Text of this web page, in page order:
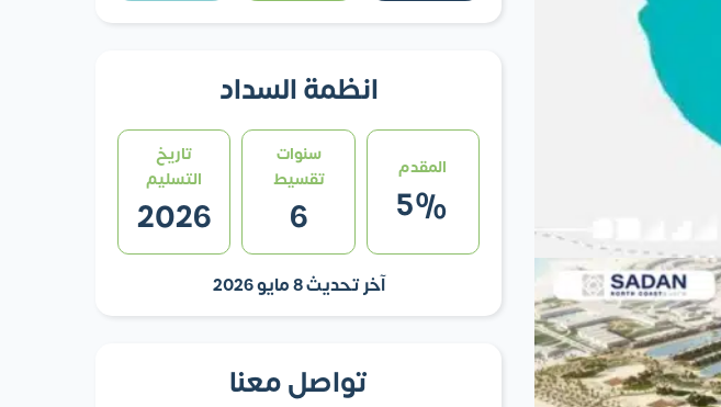
انظمة السداد
المقدم
5%
سنوات
تقسيط
6
تاريخ
التسليم
2026
آخر تحديث 8 مايو 2026
تواصل معنا